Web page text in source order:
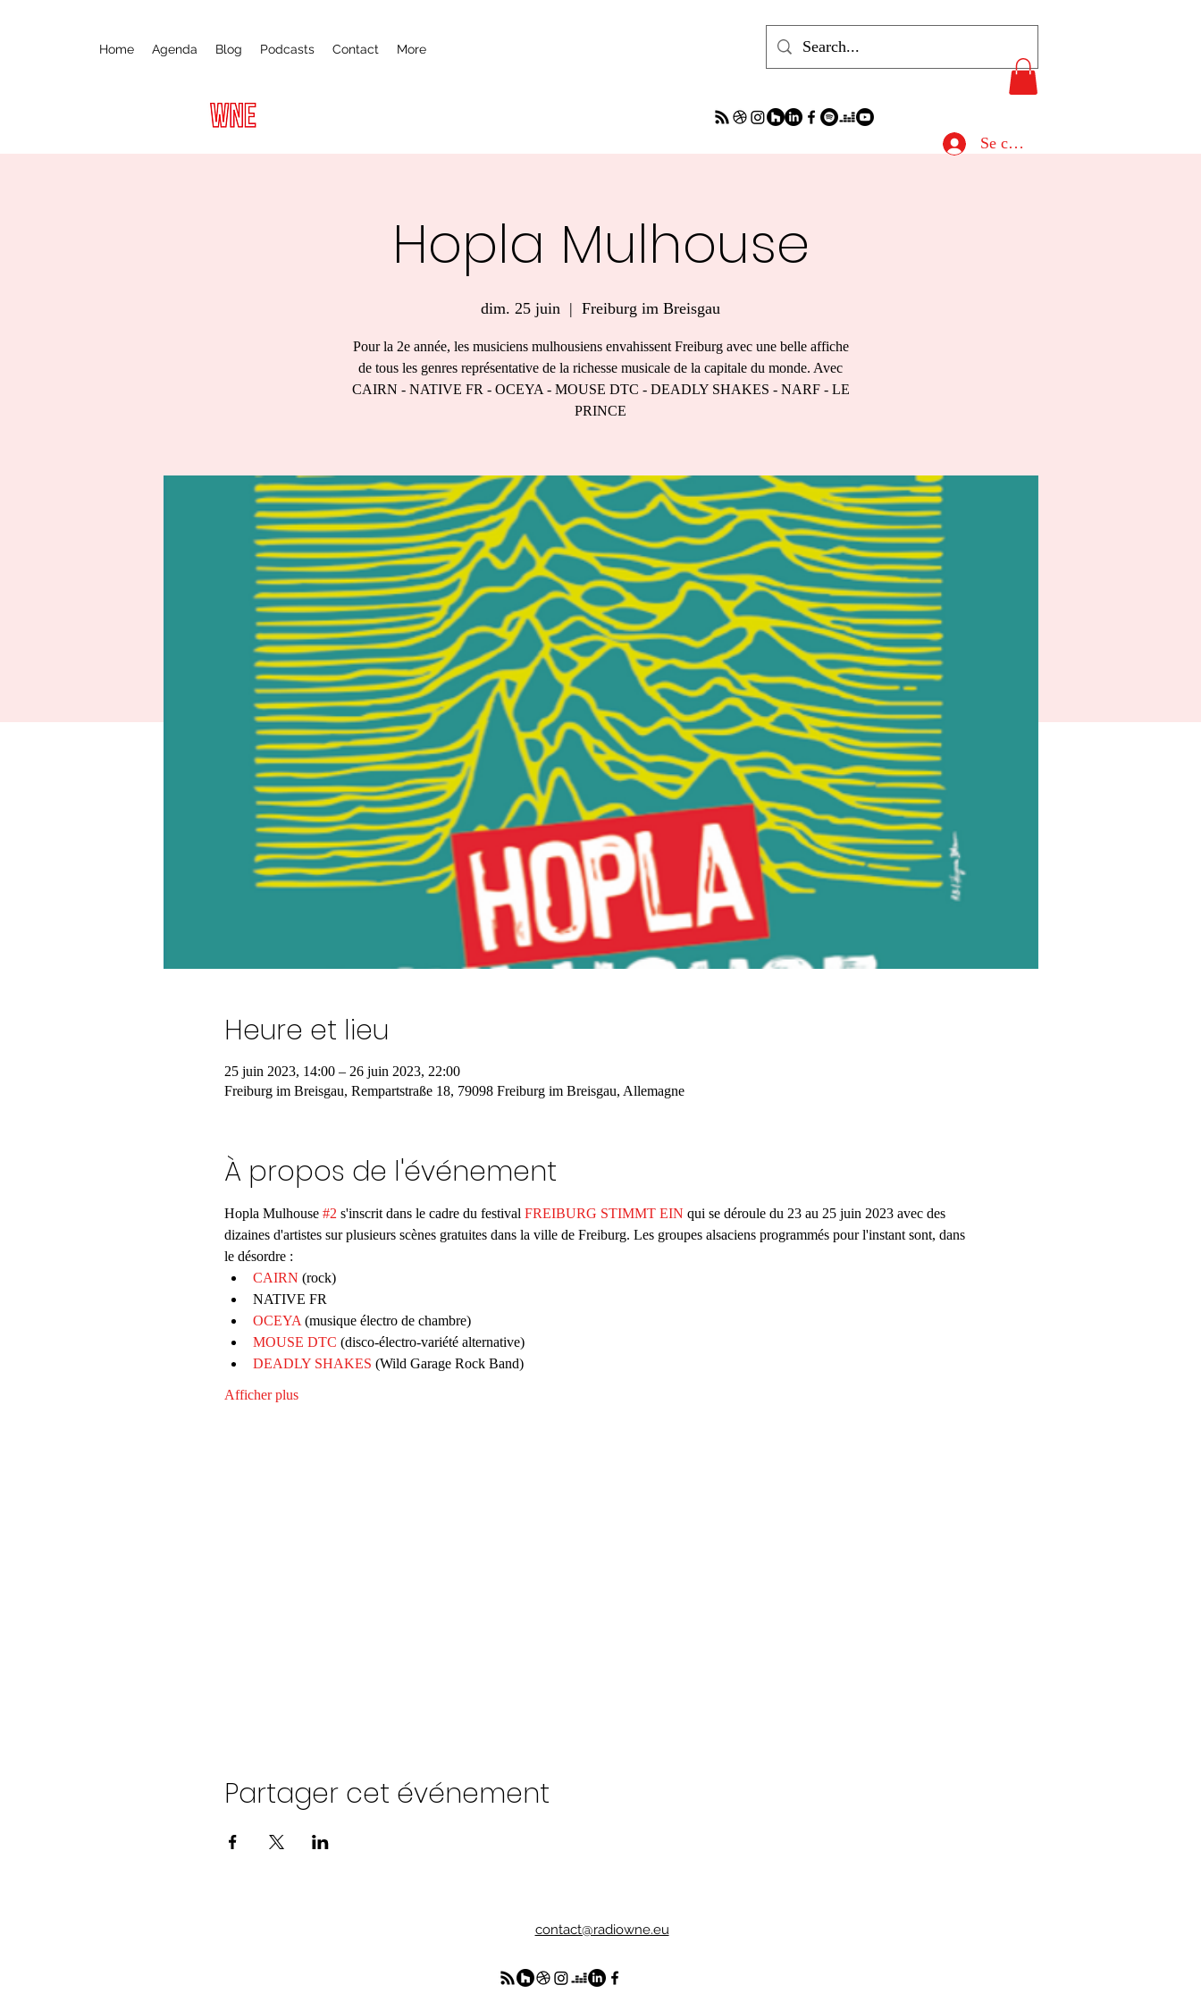
Home Agenda Blog Podcasts Contact More
Se connecter
Hopla Mulhouse
dim. 25 juin
  |
Freiburg im Breisgau
Pour la 2e année, les musiciens mulhousiens envahissent Freiburg avec une belle affiche
de tous les genres représentative de la richesse musicale de la capitale du monde. Avec
CAIRN - NATIVE FR - OCEYA - MOUSE DTC - DEADLY SHAKES - NARF - LE
PRINCE
Heure et lieu
25 juin 2023, 14:00 – 26 juin 2023, 22:00
Freiburg im Breisgau, Rempartstraße 18, 79098 Freiburg im Breisgau, Allemagne
À propos de l'événement
Hopla Mulhouse #2 s'inscrit dans le cadre du festival FREIBURG STIMMT EIN qui se déroule du 23 au 25 juin 2023 avec des
dizaines d'artistes sur plusieurs scènes gratuites dans la ville de Freiburg. Les groupes alsaciens programmés pour l'instant sont, dans
le désordre :
CAIRN (rock)
NATIVE FR
OCEYA (musique électro de chambre)
MOUSE DTC (disco-électro-variété alternative)
DEADLY SHAKES (Wild Garage Rock Band)
Afficher plus
Partager cet événement
contact@radiowne.eu